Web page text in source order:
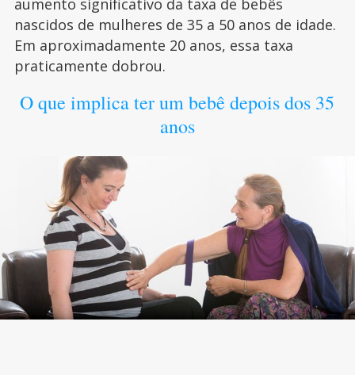
aumento significativo da taxa de bebês
nascidos de mulheres de 35 a 50 anos de idade.
Em aproximadamente 20 anos, essa taxa
praticamente dobrou.
O que implica ter um bebê depois dos 35
anos